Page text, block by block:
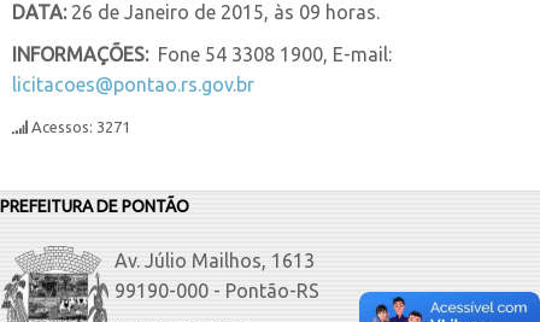
DATA:26 de Janeiro de 2015, às 09 horas.
INFORMAÇÕES:Fone 54 3308 1900, E-mail:
licitacoes@pontao.rs.gov.br
Acessos: 3271
PREFEITURA DE PONTÃO
Av. Júlio Mailhos, 1613
99190-000 - Pontão-RS